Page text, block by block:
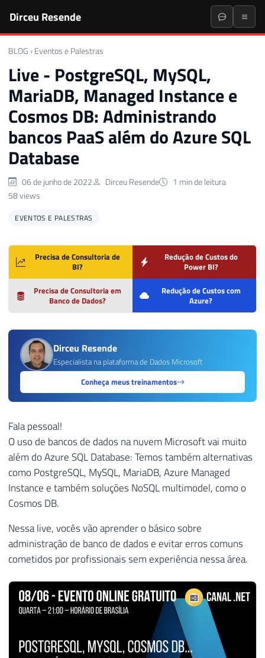
Dirceu Resende
BLOG › Eventos e Palestras
Live - PostgreSQL, MySQL,
MariaDB, Managed Instance e
Cosmos DB: Administrando
bancos PaaS além do Azure SQL
Database
06 de junho de 2022 Dirceu Resende
1 min de leitura
58 views
EVENTOS E PALESTRAS
Precisa de Consultoria de
BI?
Redução de Custos do
Power BI?
Precisa de Consultoria em
Banco de Dados?
Redução de Custos com
Azure?
Dirceu Resende
Especialista na plataforma de Dados Microsoft
Conheça meus treinamentos
Fala pessoal!
O uso de bancos de dados na nuvem Microsoft vai muito
além do Azure SQL Database: Temos também alternativas
como PostgreSQL, MySQL, MariaDB, Azure Managed
Instance e também soluções NoSQL multimodel, como o
Cosmos DB.
Nessa live, vocês vão aprender o básico sobre
administração de banco de dados e evitar erros comuns
cometidos por profissionais sem experiência nessa área.